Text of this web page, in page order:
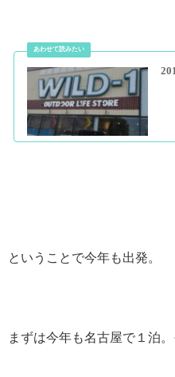
ということで今年も出発。
まずは今年も名古屋で１泊